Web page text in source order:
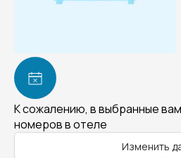
К сожалению, в выбранные
номеров в отеле
Изменить